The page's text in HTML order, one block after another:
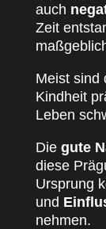
auch
Zeit
Meist sind
Kindheit
Leben
Diegute
diese
Ursprung
und
nehmen.